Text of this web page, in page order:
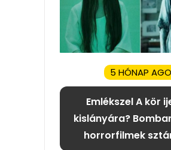
5 HÓNAP AGO
Emlékszel A kör
kislányára?
horrorfilmek